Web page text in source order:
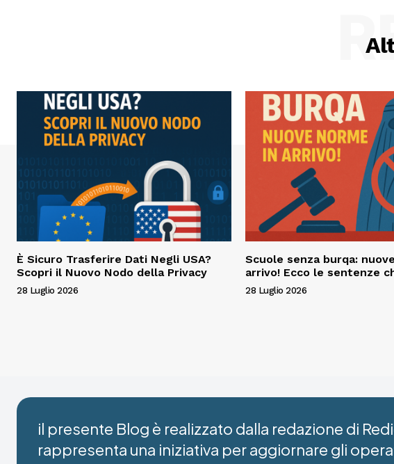
È Sicuro Trasferire Dati Negli USA?
Scopri il Nuovo Nodo della Privacy
28 Luglio 2026
Scuole senza burqa:
arrivo! Ecco le sentenze
28 Luglio 2026
il presente Blog è realizzato dalla redazione di
rappresenta una iniziativa per aggiornare gli